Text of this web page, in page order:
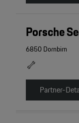
Porsche
6850 Dornbirn
Partner-